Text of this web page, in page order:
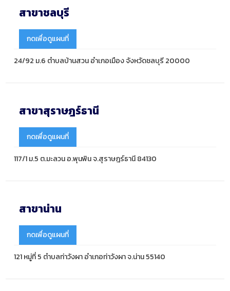
สาขาชลบุรี
กดเพื่อดูแผนที่
24/92 ม.6 ตำบลบ้านสวน อำเภอเมือง จังหวัดชลบุรี 20000
สาขาสุราษฎร์ธานี
กดเพื่อดูแผนที่
117/1 ม.5 ต.มะลวน อ.พุนพิน จ.สุราษฎร์ธานี 84130
สาขาน่าน
กดเพื่อดูแผนที่
121 หมู่ที่ 5 ตำบลท่าวังผา อำเภอท่าวังผา จ.น่าน 55140